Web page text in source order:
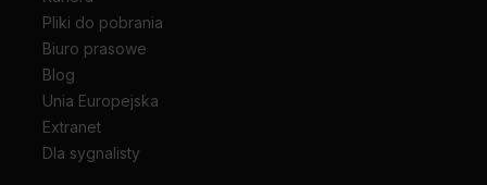
Pliki do pobrania
Biuro prasowe
Blog
Unia Europejska
Extranet
Dla sygnalisty